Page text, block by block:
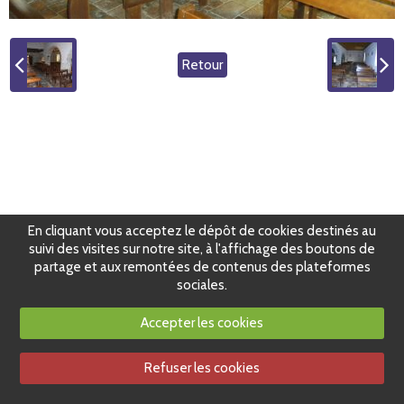
Retour
En cliquant vous acceptez le dépôt de cookies destinés au
suivi des visites sur notre site, à l'affichage des boutons de
partage et aux remontées de contenus des plateformes
sociales.
Accepter les cookies
Refuser les cookies